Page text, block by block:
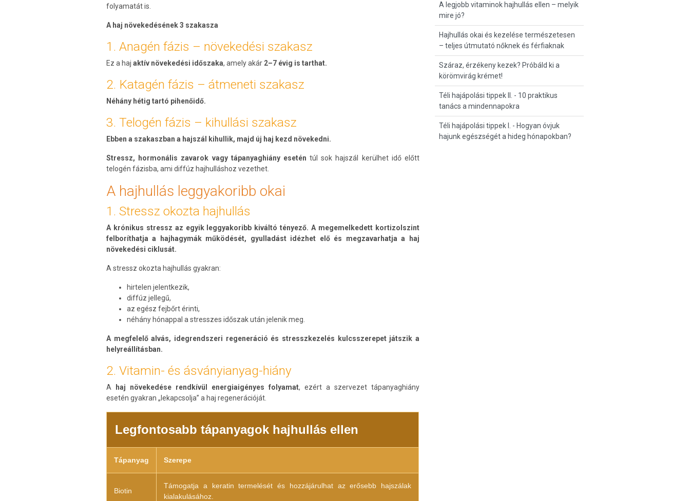
folyamatát is.
A haj növekedésének 3 szakasza
1. Anagén fázis – növekedési szakasz
Ez a haj aktív növekedési időszaka, amely akár 2–7 évig is tarthat.
2. Katagén fázis – átmeneti szakasz
Néhány hétig tartó pihenőidő.
3. Telogén fázis – kihullási szakasz
Ebben a szakaszban a hajszál kihullik, majd új haj kezd növekedni.
Stressz, hormonális zavarok vagy tápanyaghiány eseténtúl sok hajszál kerülhet idő előtt
telogén fázisba, ami diffúz hajhulláshoz vezethet.
A hajhullás leggyakoribb okai
1. Stressz okozta hajhullás
A krónikus stressz az egyik leggyakoribb kiváltó tényező. A megemelkedett kortizolszint
felboríthatja a hajhagymák működését, gyulladást idézhet elő és megzavarhatja a haj
növekedési ciklusát.
A stressz okozta hajhullás gyakran:
hirtelen jelentkezik,
diffúz jellegű,
az egész fejbőrt érinti,
néhány hónappal a stresszes időszak után jelenik meg.
A megfelelő alvás, idegrendszeri regeneráció és stresszkezelés kulcsszerepet játszik a
helyreállításban.
2. Vitamin- és ásványianyag-hiány
A haj növekedése rendkívül energiaigényes folyamat, ezért a szervezet tápanyaghiány
esetén gyakran „lekapcsolja” a haj regenerációját.
Legfontosabb tápanyagok hajhullás ellen
Tápanyag Szerepe
Biotin
Támogatja a keratin termelését és hozzájárulhat az erősebb hajszálak
kialakulásához.
A legjobb vitaminok hajhullás ellen – melyik
mire jó?
Hajhullás okai és kezelése természetesen
– teljes útmutató nőknek és férfiaknak
Száraz, érzékeny kezek? Próbáld ki a
körömvirág krémet!
Téli hajápolási tippek II. - 10 praktikus
tanács a mindennapokra
Téli hajápolási tippek I. - Hogyan óvjuk
hajunk egészségét a hideg hónapokban?